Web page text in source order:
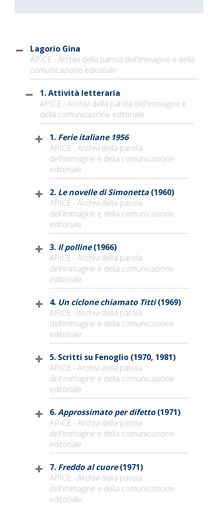
Lagorio Gina
APICE - Archivi della parola dell'immagine e della
comunicazione editoriale
1. Attività letteraria
APICE - Archivi della parola dell'immagine e
della comunicazione editoriale
1. Ferie italiane 1956
APICE - Archivi della parola
dell'immagine e della comunicazione
editoriale
2. Le novelle di Simonetta (1960)
APICE - Archivi della parola
dell'immagine e della comunicazione
editoriale
3. Il polline(1966)
APICE - Archivi della parola
dell'immagine e della comunicazione
editoriale
4. Un ciclone chiamato Titti(1969)
APICE - Archivi della parola
dell'immagine e della comunicazione
editoriale
5. Scritti su Fenoglio (1970, 1981)
APICE - Archivi della parola
dell'immagine e della comunicazione
editoriale
6.Approssimato per difetto(1971)
APICE - Archivi della parola
dell'immagine e della comunicazione
editoriale
7. Freddo al cuore(1971)
APICE - Archivi della parola
dell'immagine e della comunicazione
editoriale